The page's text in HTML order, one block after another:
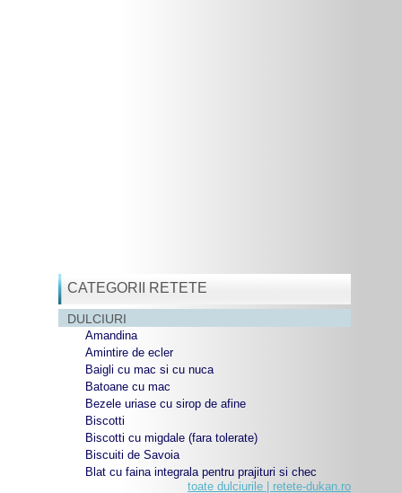
CATEGORII RETETE
DULCIURI
Amandina
Amintire de ecler
Baigli cu mac si cu nuca
Batoane cu mac
Bezele uriase cu sirop de afine
Biscotti
Biscotti cu migdale (fara tolerate)
Biscuiti de Savoia
Blat cu faina integrala pentru prajituri si chec
toate dulciurile | retete-dukan.ro